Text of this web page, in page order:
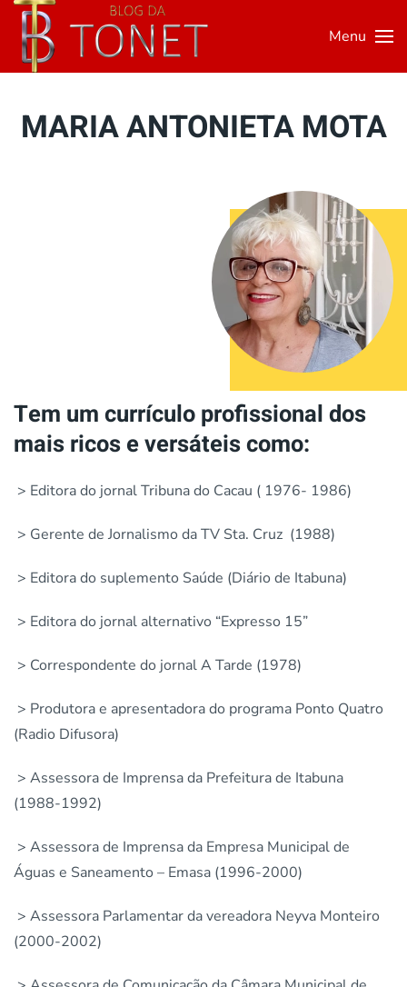
Skip to main content
Menu
MARIA ANTONIETA MOTA
Tem um currículo profissional dos
mais ricos e versáteis como:
> Editora do jornal Tribuna do Cacau ( 1976- 1986)
> Gerente de Jornalismo da TV Sta. Cruz (1988)
> Editora do suplemento Saúde (Diário de Itabuna)
> Editora do jornal alternativo “Expresso 15”
> Correspondente do jornal A Tarde (1978)
> Produtora e apresentadora do programa Ponto Quatro
(Radio Difusora)
> Assessora de Imprensa da Prefeitura de Itabuna
(1988-1992)
> Assessora de Imprensa da Empresa Municipal de
Águas e Saneamento – Emasa (1996-2000)
> Assessora Parlamentar da vereadora Neyva Monteiro
(2000-2002)